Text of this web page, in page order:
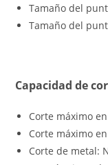
Tamaño del
Tamaño del
Capacidad de
Corte máximo
Corte máximo
Corte de metal: